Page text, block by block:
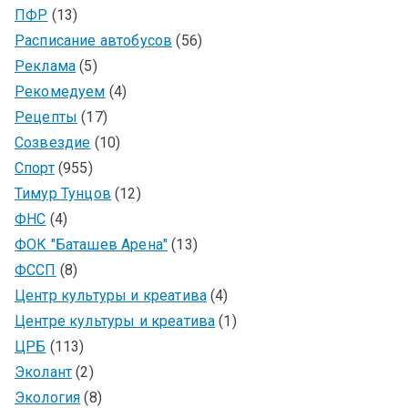
ПФР (13)
Расписание автобусов (56)
Реклама (5)
Рекомедуем (4)
Рецепты (17)
Созвездие (10)
Спорт(955)
Тимур Тунцов (12)
ФНС (4)
ФОК "Баташев Арена" (13)
ФССП (8)
Центр культуры и креатива (4)
Центре культуры и креатива (1)
ЦРБ (113)
Эколант (2)
Экология (8)